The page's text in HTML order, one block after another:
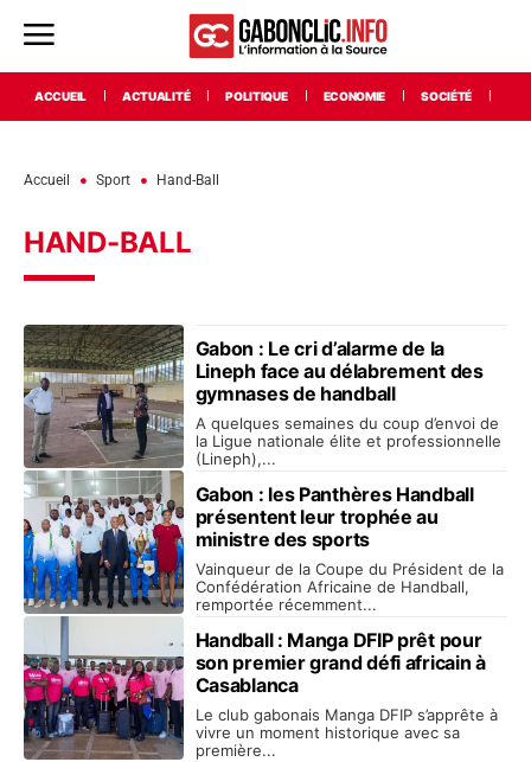
ACCUEIL ACTUALITÉ POLITIQUE ECONOMIE SOCIÉTÉ
Accueil Sport Hand-Ball
HAND-BALL
Gabon : Le cri d’alarme de la
Lineph face au délabrement des
gymnases de handball
A quelques semaines du coup d’envoi de
la Ligue nationale élite et professionnelle
(Lineph),...
Gabon : les Panthères Handball
présentent leur trophée au
ministre des sports
Vainqueur de la Coupe du Président de la
Confédération Africaine de Handball,
remportée récemment...
Handball : Manga DFIP prêt pour
son premier grand défi africain à
Casablanca
Le club gabonais Manga DFIP s’apprête à
vivre un moment historique avec sa
première...